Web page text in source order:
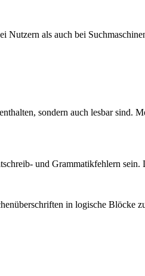
als auch bei
sondern auch lesbar sind.
und Grammatikfehlern sein.
in logische Blöcke